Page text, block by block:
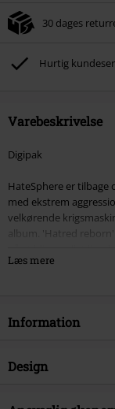
30 dages
Hurtig
Varebeskrivelse
Digipak
HateSphere er
med ekstrem
velkørende
album. 'Hatred
groovy og tætpakket
ondskabsfulde.
Læs mere
Information
Artikelnr.
Design
Produkttype